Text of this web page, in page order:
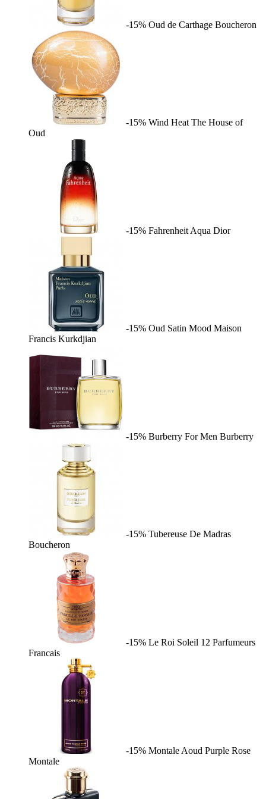
-15% Oud de Carthage Boucheron
-15% Wind Heat The House of
Oud
-15% Fahrenheit Aqua Dior
-15% Oud Satin Mood Maison
Francis Kurkdjian
-15% Burberry For Men Burberry
-15% Tubereuse De Madras
Boucheron
-15% Le Roi Soleil 12 Parfumeurs
Francais
-15% Montale Aoud Purple Rose
Montale